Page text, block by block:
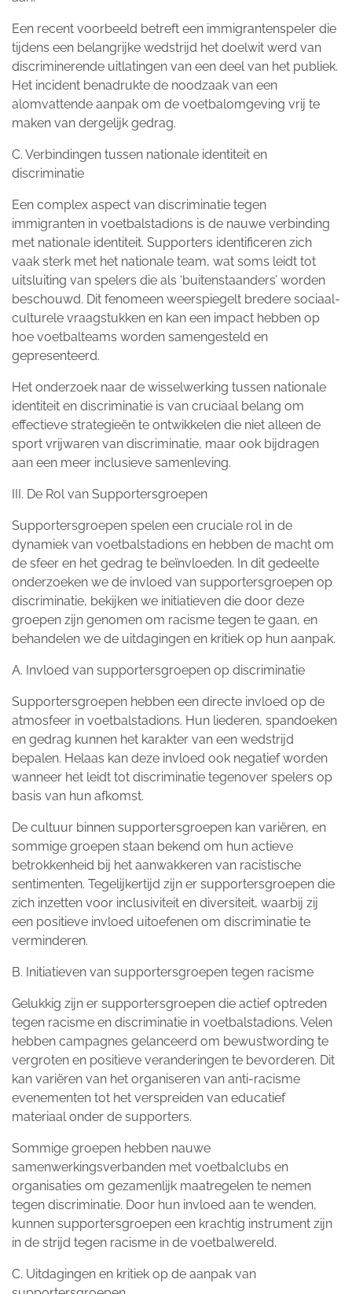
Een recent voorbeeld betreft een immigrantenspeler die
tijdens een belangrijke wedstrijd het doelwit werd van
discriminerende uitlatingen van een deel van het publiek.
Het incident benadrukte de noodzaak van een
alomvattende aanpak om de voetbalomgeving vrij te
maken van dergelijk gedrag.
C. Verbindingen tussen nationale identiteit en
discriminatie
Een complex aspect van discriminatie tegen
immigranten in voetbalstadions is de nauwe verbinding
met nationale identiteit. Supporters identificeren zich
vaak sterk met het nationale team, wat soms leidt tot
uitsluiting van spelers die als ‘buitenstaanders’ worden
beschouwd. Dit fenomeen weerspiegelt bredere sociaal-
culturele vraagstukken en kan een impact hebben op
hoe voetbalteams worden samengesteld en
gepresenteerd.
Het onderzoek naar de wisselwerking tussen nationale
identiteit en discriminatie is van cruciaal belang om
effectieve strategieën te ontwikkelen die niet alleen de
sport vrijwaren van discriminatie, maar ook bijdragen
aan een meer inclusieve samenleving.
III. De Rol van Supportersgroepen
Supportersgroepen spelen een cruciale rol in de
dynamiek van voetbalstadions en hebben de macht om
de sfeer en het gedrag te beïnvloeden. In dit gedeelte
onderzoeken we de invloed van supportersgroepen op
discriminatie, bekijken we initiatieven die door deze
groepen zijn genomen om racisme tegen te gaan, en
behandelen we de uitdagingen en kritiek op hun aanpak.
A. Invloed van supportersgroepen op discriminatie
Supportersgroepen hebben een directe invloed op de
atmosfeer in voetbalstadions. Hun liederen, spandoeken
en gedrag kunnen het karakter van een wedstrijd
bepalen. Helaas kan deze invloed ook negatief worden
wanneer het leidt tot discriminatie tegenover spelers op
basis van hun afkomst.
De cultuur binnen supportersgroepen kan variëren, en
sommige groepen staan bekend om hun actieve
betrokkenheid bij het aanwakkeren van racistische
sentimenten. Tegelijkertijd zijn er supportersgroepen die
zich inzetten voor inclusiviteit en diversiteit, waarbij zij
een positieve invloed uitoefenen om discriminatie te
verminderen.
B. Initiatieven van supportersgroepen tegen racisme
Gelukkig zijn er supportersgroepen die actief optreden
tegen racisme en discriminatie in voetbalstadions. Velen
hebben campagnes gelanceerd om bewustwording te
vergroten en positieve veranderingen te bevorderen. Dit
kan variëren van het organiseren van anti-racisme
evenementen tot het verspreiden van educatief
materiaal onder de supporters.
Sommige groepen hebben nauwe
samenwerkingsverbanden met voetbalclubs en
organisaties om gezamenlijk maatregelen te nemen
tegen discriminatie. Door hun invloed aan te wenden,
kunnen supportersgroepen een krachtig instrument zijn
in de strijd tegen racisme in de voetbalwereld.
C. Uitdagingen en kritiek op de aanpak van